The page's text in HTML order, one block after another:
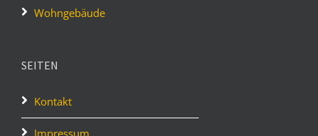
Wohngebäude
SEITEN
Kontakt
Impressum